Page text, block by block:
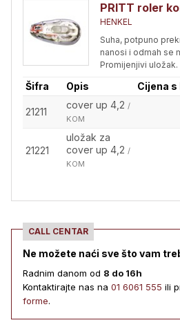
PRITT roler
HENKEL
Suha, potpuno
nanosi i odmah se
Promijenjivi uložak.
Šifra Opis Cijena s
21211
cover up 4,2 /
KOM
21221
uložak za
cover up 4,2 /
KOM
CALL CENTAR
Ne možete naći sve što vam
Radnim danom od 8 do 16h
Kontaktirajte nas na 01 6061 555 ili
forme.